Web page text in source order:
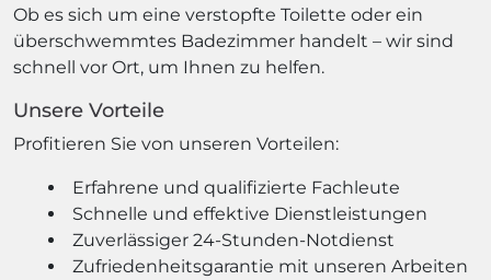
Ob es sich um eine verstopfte Toilette oder ein
überschwemmtes Badezimmer handelt – wir sind
schnell vor Ort, um Ihnen zu helfen.
Unsere Vorteile
Profitieren Sie von unseren Vorteilen:
Erfahrene und qualifizierte Fachleute
Schnelle und effektive Dienstleistungen
Zuverlässiger 24-Stunden-Notdienst
Zufriedenheitsgarantie mit unseren Arbeiten